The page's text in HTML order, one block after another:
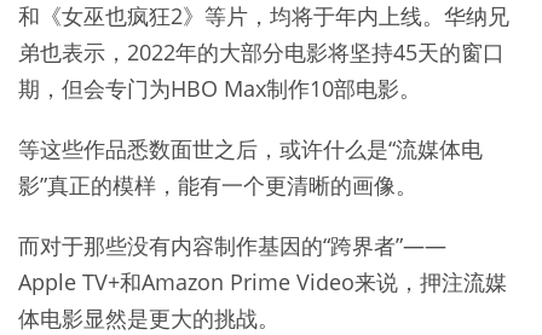
和《女巫也疯狂2》等片，均将于年内上线。华纳兄
弟也表示，2022年的大部分电影将坚持45天的窗口
期，但会专门为HBO Max制作10部电影。
等这些作品悉数面世之后，或许什么是“流媒体电
影”真正的模样，能有一个更清晰的画像。
而对于那些没有内容制作基因的“跨界者”——
Apple TV+和Amazon Prime Video来说，押注流媒
体电影显然是更大的挑战。